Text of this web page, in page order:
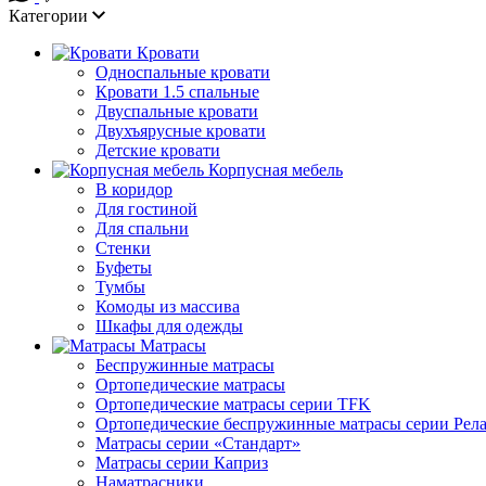
Категории
Кровати
Односпальные кровати
Кровати 1.5 спальные
Двуспальные кровати
Двухъярусные кровати
Детские кровати
Корпусная мебель
В коридор
Для гостиной
Для спальни
Стенки
Буфеты
Тумбы
Комоды из массива
Шкафы для одежды
Матрасы
Беспружинные матрасы
Ортопедические матрасы
Ортопедические матрасы серии TFK
Ортопедические беспружинные матрасы серии
Матрасы серии «Стандарт»
Матрасы серии Каприз
Наматрасники